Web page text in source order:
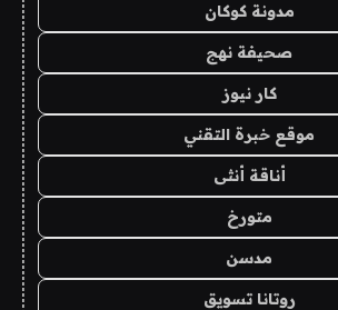
مدونة كوكان
صحيفة نهج
كار نيوز
موقع خبرة التقني
أناقة أنثى
متورخ
مدسن
روتانا تسويق